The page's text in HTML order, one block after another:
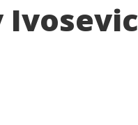
Ivosevic